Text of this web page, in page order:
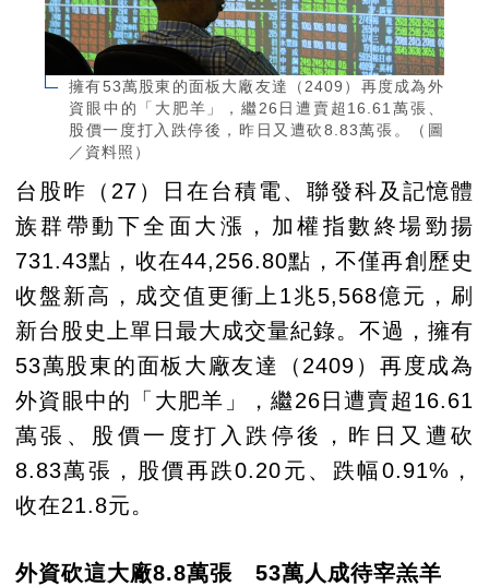
擁有53萬股東的面板大廠友達（2409）再度成為外
資眼中的「大肥羊」，繼26日遭賣超16.61萬張、
股價一度打入跌停後，昨日又遭砍8.83萬張。（圖
／資料照）
台股昨（27）日在台積電、聯發科及記憶體
族群帶動下全面大漲，加權指數終場勁揚
731.43點，收在44,256.80點，不僅再創歷史
收盤新高，成交值更衝上1兆5,568億元，刷
新台股史上單日最大成交量紀錄。不過，擁有
53萬股東的面板大廠友達（2409）再度成為
外資眼中的「大肥羊」，繼26日遭賣超16.61
萬張、股價一度打入跌停後，昨日又遭砍
8.83萬張，股價再跌0.20元、跌幅0.91%，
收在21.8元。
外資砍這大廠8.8萬張 53萬人成待宰羔羊